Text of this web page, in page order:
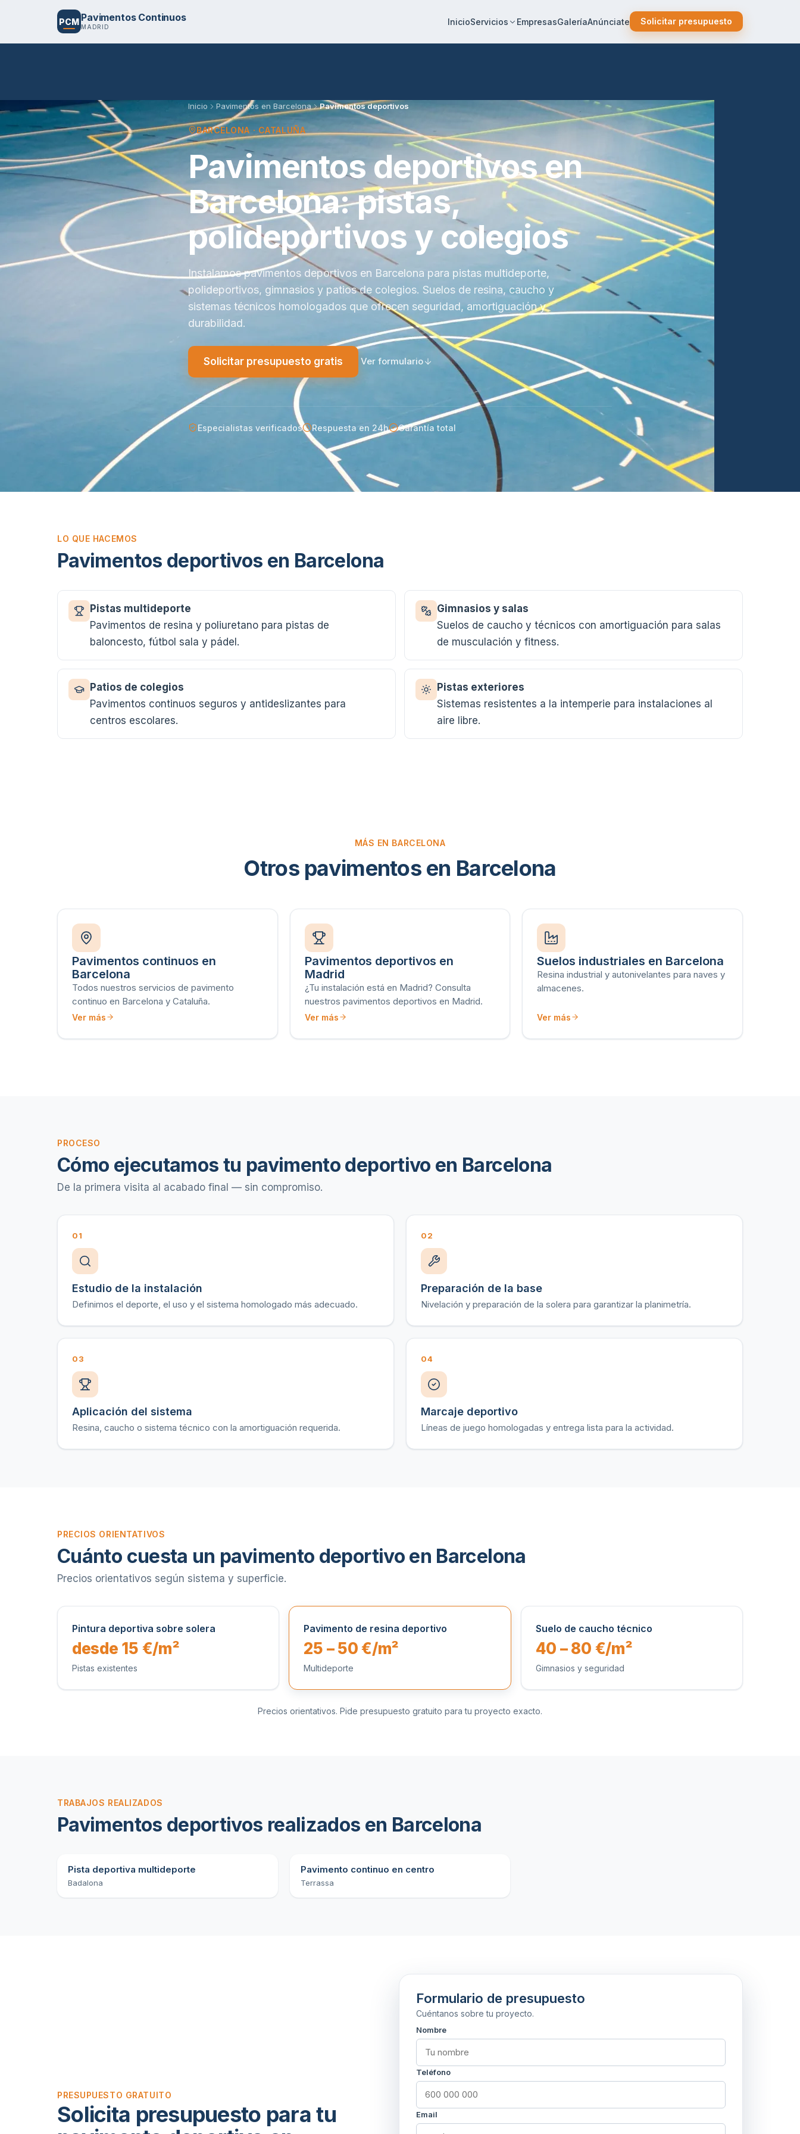
PCM Pavimentos Continuos
MADRID
InicioServicios EmpresasGaleríaAnúnciate Solicitar presupuesto
Inicio Pavimentos en Barcelona Pavimentos deportivos
BARCELONA · CATALUÑA
Pavimentos deportivos en
Barcelona: pistas,
polideportivos y colegios
Instalamos pavimentos deportivos en Barcelona para pistas multideporte,
polideportivos, gimnasios y patios de colegios. Suelos de resina, caucho y
sistemas técnicos homologados que ofrecen seguridad, amortiguación y
durabilidad.
Solicitar presupuesto gratis Ver formulario
Especialistas verificados Respuesta en 24h Garantía total
LO QUE HACEMOS
Pavimentos deportivos en Barcelona
Pistas multideporte
Pavimentos de resina y poliuretano para pistas de
baloncesto, fútbol sala y pádel.
Gimnasios y salas
Suelos de caucho y técnicos con amortiguación para salas
de musculación y fitness.
Patios de colegios
Pavimentos continuos seguros y antideslizantes para
centros escolares.
Pistas exteriores
Sistemas resistentes a la intemperie para instalaciones al
aire libre.
MÁS EN BARCELONA
Otros pavimentos en Barcelona
Pavimentos continuos en
Barcelona
Todos nuestros servicios de pavimento
continuo en Barcelona y Cataluña.
Ver más
Pavimentos deportivos en
Madrid
¿Tu instalación está en Madrid? Consulta
nuestros pavimentos deportivos en Madrid.
Ver más
Suelos industriales en Barcelona
Resina industrial y autonivelantes para naves y
almacenes.
Ver más
PROCESO
Cómo ejecutamos tu pavimento deportivo en Barcelona
De la primera visita al acabado final — sin compromiso.
01
Estudio de la instalación
Definimos el deporte, el uso y el sistema homologado más adecuado.
02
Preparación de la base
Nivelación y preparación de la solera para garantizar la planimetría.
03
Aplicación del sistema
Resina, caucho o sistema técnico con la amortiguación requerida.
04
Marcaje deportivo
Líneas de juego homologadas y entrega lista para la actividad.
PRECIOS ORIENTATIVOS
Cuánto cuesta un pavimento deportivo en Barcelona
Precios orientativos según sistema y superficie.
Pintura deportiva sobre solera
desde 15 €/m²
Pistas existentes
Pavimento de resina deportivo
25 – 50 €/m²
Multideporte
Suelo de caucho técnico
40 – 80 €/m²
Gimnasios y seguridad
Precios orientativos. Pide presupuesto gratuito para tu proyecto exacto.
TRABAJOS REALIZADOS
Pavimentos deportivos realizados en Barcelona
Pista deportiva multideporte
Badalona
Pavimento continuo en centro
Terrassa
PRESUPUESTO GRATUITO
Solicita presupuesto para tu
Formulario de presupuesto
Cuéntanos sobre tu proyecto.
Nombre
Teléfono
Email